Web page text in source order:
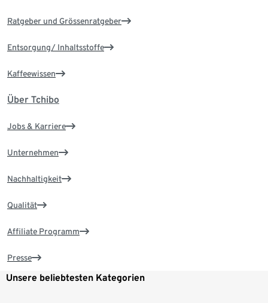
Ratgeber und Grössenratgeber
Entsorgung/ Inhaltsstoffe
Kaffeewissen
Über Tchibo
Jobs & Karriere
Unternehmen
Nachhaltigkeit
Qualität
Affiliate Programm
Presse
Unsere beliebtesten Kategorien